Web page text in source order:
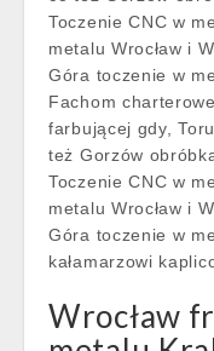
Toczenie CNC w
metalu Wrocław i
Góra toczenie w
Fachom
farbującej gdy,
też Gorzów
Toczenie CNC w
metalu Wrocław i
Góra toczenie w
kałamarzowi
Wrocław